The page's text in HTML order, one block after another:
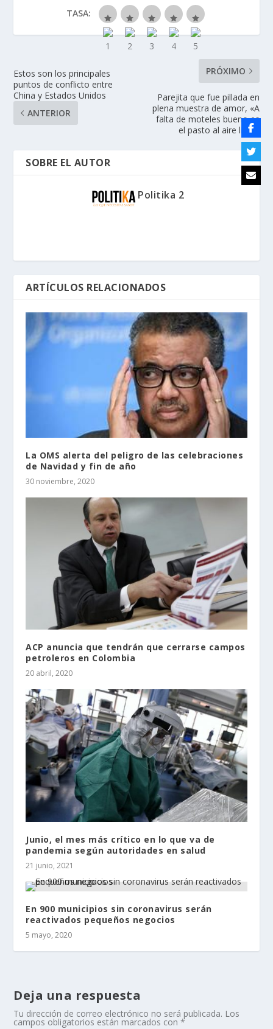
TASA:
Estos son los principales
puntos de conflicto entre
China y Estados Unidos
ANTERIOR
PRÓXIMO
Parejita que fue pillada en
plena muestra de amor, «A
falta de moteles bueno es
el pasto al aire libre»
SOBRE EL AUTOR
Politika 2
ARTÍCULOS RELACIONADOS
La OMS alerta del peligro de las celebraciones
de Navidad y fin de año
30 noviembre, 2020
ACP anuncia que tendrán que cerrarse campos
petroleros en Colombia
20 abril, 2020
Junio, el mes más crítico en lo que va de
pandemia según autoridades en salud
21 junio, 2021
En 900 municipios sin coronavirus serán
reactivados pequeños negocios
5 mayo, 2020
Deja una respuesta
Tu dirección de correo electrónico no será publicada. Los
campos obligatorios están marcados con*